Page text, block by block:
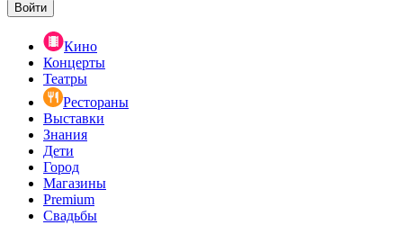
Войти
Кино
Концерты
Театры
Рестораны
Выставки
Знания
Дети
Город
Магазины
Premium
Свадьбы